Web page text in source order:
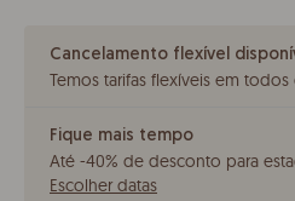
Cancelamento flexível
Temos tarifas flexíveis em
Fique mais tempo
Até -40% de desconto para
Escolher datas